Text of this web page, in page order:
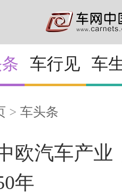
车行见 车
> 车头条
欧汽车产业
年